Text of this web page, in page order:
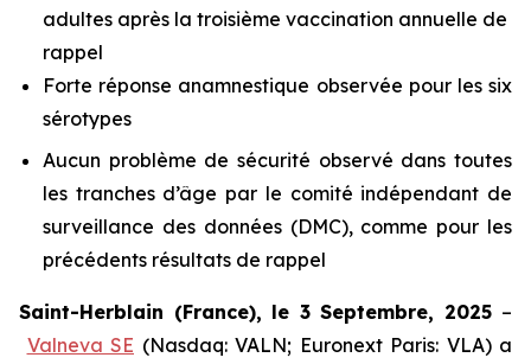
adultes après la troisième vaccination annuelle de
rappel
Forte réponse anamnestique observée pour les six
sérotypes
Aucun problème de sécurité observé dans toutes
les tranches d’âge par le comité indépendant de
surveillance des données (DMC), comme pour les
précédents résultats de rappel
Saint-Herblain (France), le 3 Septembre, 2025 –
Valneva SE (Nasdaq: VALN; Euronext Paris: VLA) a